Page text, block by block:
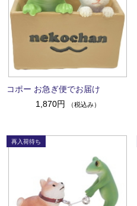
コポー お急ぎ便でお届け
1,870円
（税込み）